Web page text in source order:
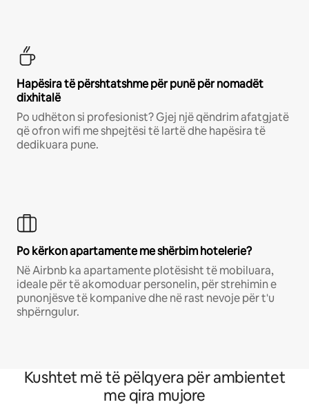
Hapësira të përshtatshme për punë për nomadët
dixhitalë
Po udhëton si profesionist? Gjej një qëndrim afatgjatë
që ofron wifi me shpejtësi të lartë dhe hapësira të
dedikuara pune.
Po kërkon apartamente me shërbim hotelerie?
Në Airbnb ka apartamente plotësisht të mobiluara,
ideale për të akomoduar personelin, për strehimin e
punonjësve të kompanive dhe në rast nevoje për t'u
shpërngulur.
Kushtet më të pëlqyera për ambientet
me qira mujore